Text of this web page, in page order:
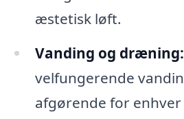
æstetisk løft.
Vanding og dræning:
velfungerende
afgørende for enhver